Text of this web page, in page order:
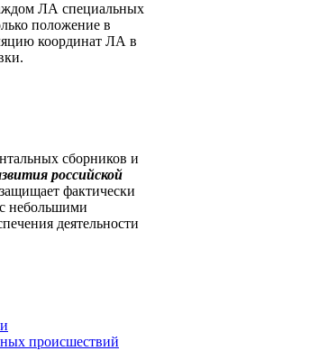
ЛА специальных
положение в
координат ЛА в
сборников и
российской
фактически
с небольшими
деятельности
происшествий